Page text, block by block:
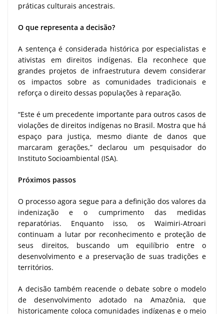
práticas culturais ancestrais.
O que representa a decisão?
A sentença é considerada histórica por especialistas e
ativistas em direitos indígenas. Ela reconhece que
grandes projetos de infraestrutura devem considerar
os impactos sobre as comunidades tradicionais e
reforça o direito dessas populações à reparação.
“Este é um precedente importante para outros casos de
violações de direitos indígenas no Brasil. Mostra que há
espaço para justiça, mesmo diante de danos que
marcaram gerações,” declarou um pesquisador do
Instituto Socioambiental (ISA).
Próximos passos
O processo agora segue para a definição dos valores da
indenização e o cumprimento das medidas
reparatórias. Enquanto isso, os Waimiri-Atroari
continuam a lutar por reconhecimento e proteção de
seus direitos, buscando um equilíbrio entre o
desenvolvimento e a preservação de suas tradições e
territórios.
A decisão também reacende o debate sobre o modelo
de desenvolvimento adotado na Amazônia, que
historicamente coloca comunidades indígenas e o meio